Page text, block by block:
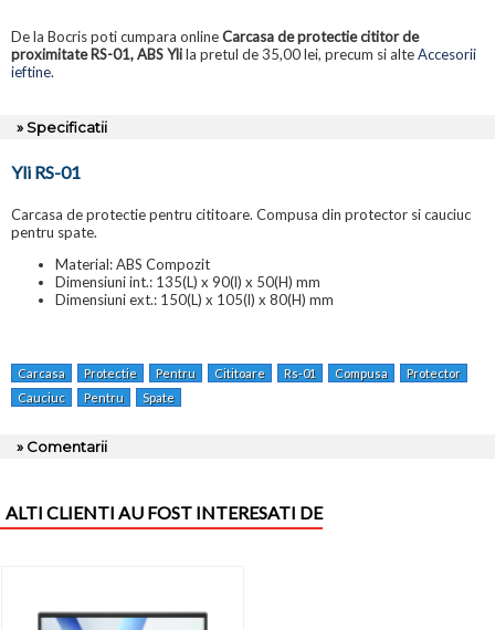
De la Bocris poti cumpara onlineCarcasa de protectie cititor de
proximitate RS-01, ABS Ylila pretul de 35,00 lei, precum si alteAccesorii
ieftine.
» Specificatii
Yli RS-01
Carcasa de protectie pentru cititoare. Compusa din protector si cauciuc
pentru spate.
Material: ABS Compozit
Dimensiuni int.: 135(L) x 90(l) x 50(H) mm
Dimensiuni ext.: 150(L) x 105(l) x 80(H) mm
Carcasa Protectie Pentru Cititoare Rs-01 Compusa
Protector
Cauciuc
Pentru Spate
» Comentarii
ALTI CLIENTI AU FOST INTERESATI DE